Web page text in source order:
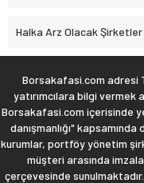
Halka Arz Olacak Şirketler
Borsakafasi.com adresi
yatırımcılara bilgi vermek
Borsakafasi.com içerisinde
danışmanlığı" kapsamında
kurumlar, portföy yönetim
müşteri arasında
çerçevesinde